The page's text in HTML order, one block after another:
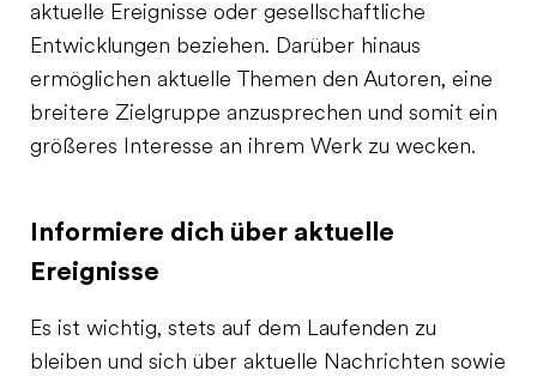
aktuelle Ereignisse oder gesellschaftliche
Entwicklungen beziehen. Darüber hinaus
ermöglichen aktuelle Themen den Autoren, eine
breitere Zielgruppe anzusprechen und somit ein
größeres Interesse an ihrem Werk zu wecken.
Informiere dich über aktuelle
Ereignisse
Es ist wichtig, stets auf dem Laufenden zu
bleiben und sich über aktuelle Nachrichten sowie